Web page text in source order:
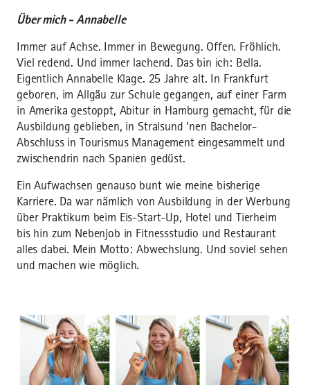
Über mich - Annabelle
Immer auf Achse. Immer in Bewegung. Offen. Fröhlich.
Viel redend. Und immer lachend. Das bin ich: Bella.
Eigentlich Annabelle Klage. 25 Jahre alt. In Frankfurt
geboren, im Allgäu zur Schule gegangen, auf einer Farm
in Amerika gestoppt, Abitur in Hamburg gemacht, für die
Ausbildung geblieben, in Stralsund 'nen Bachelor-
Abschluss in Tourismus Management eingesammelt und
zwischendrin nach Spanien gedüst.
​Ein Aufwachsen genauso bunt wie meine bisherige
Karriere. Da war nämlich von Ausbildung in der Werbung
über Praktikum beim Eis-Start-Up, Hotel und Tierheim
bis hin zum Nebenjob in Fitnessstudio und Restaurant
alles dabei. Mein Motto: Abwechslung. Und soviel sehen
und machen wie möglich.